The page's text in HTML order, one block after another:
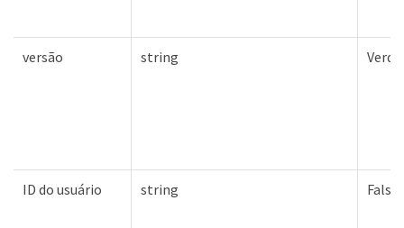
versão string
ID do usuário string Falso